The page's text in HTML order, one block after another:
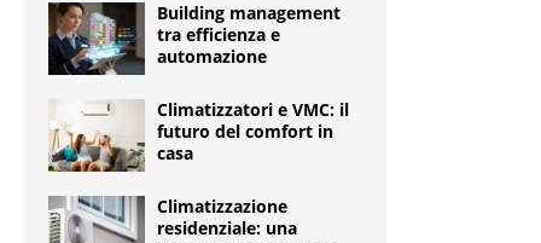
Building management
tra efficienza e
automazione
Climatizzatori e VMC: il
futuro del comfort in
casa
Climatizzazione
residenziale: una